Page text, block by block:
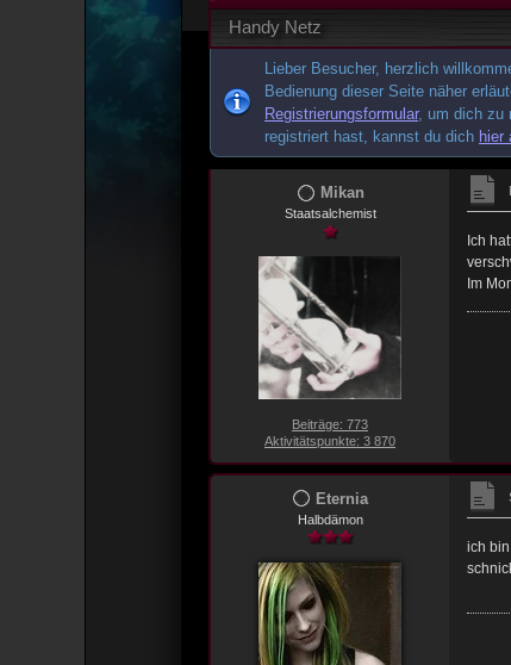
Handy Netz
Lieber Besucher, herzlich
Bedienung dieser Seite näher
Registrierungsformular, um dich zu
registriert hast, kannst du dich hier
Mikan
Staatsalchemist
Beiträge: 773
Aktivitätspunkte: 3 870
Ich
Im
Eternia
Halbdämon
ich